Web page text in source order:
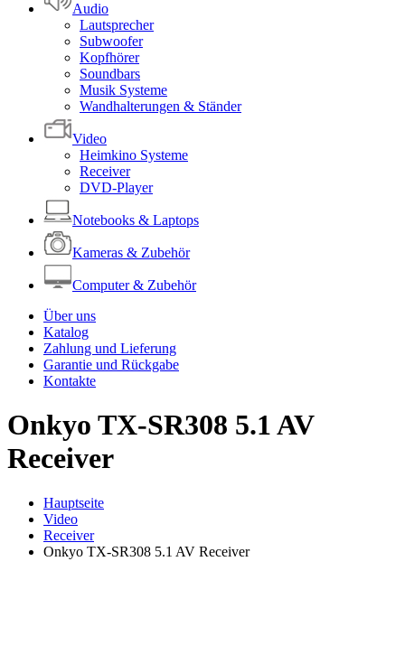
Audio
Lautsprecher
Subwoofer
Kopfhörer
Soundbars
Musik Systeme
Wandhalterungen & Ständer
Video
Heimkino Systeme
Receiver
DVD-Player
Notebooks & Laptops
Kameras & Zubehör
Computer & Zubehör
Über uns
Katalog
Zahlung und Lieferung
Garantie und Rückgabe
Kontakte
Onkyo TX-SR308 5.1 AV
Receiver
Hauptseite
Video
Receiver
Onkyo TX-SR308 5.1 AV Receiver